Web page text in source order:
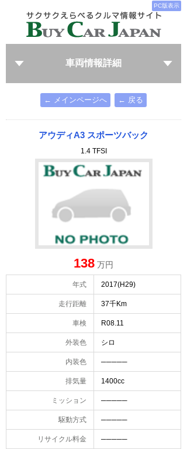
PC版表示
車両情報詳細
← メインページへ ← 戻る
アウディA3 スポーツバック
1.4 TFSI
138 万円
年式 2017(H29)
走行距離 37千Km
車検 R08.11
外装色 シロ
内装色 ─────
排気量 1400cc
ミッション ─────
駆動方式 ─────
リサイクル料金 ─────